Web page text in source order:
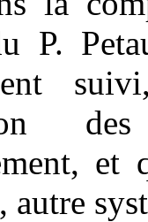
P.
autre